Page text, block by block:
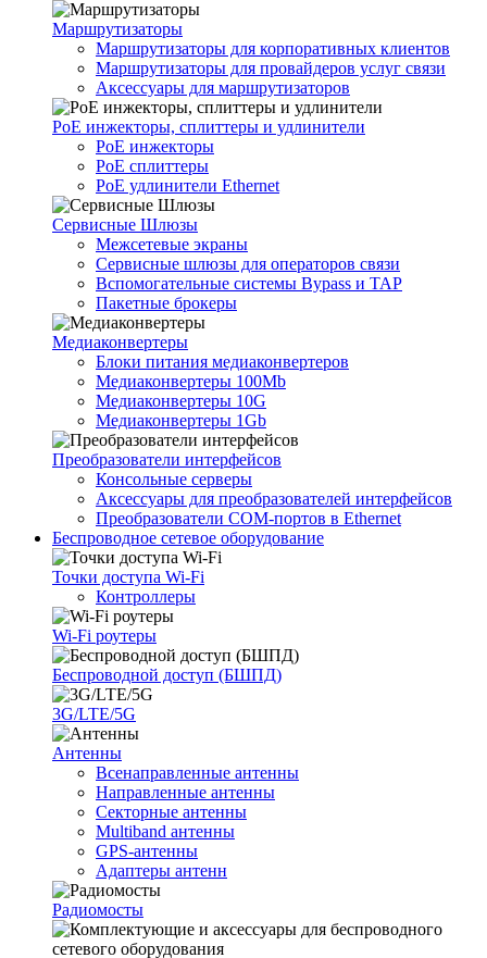
Маршрутизаторы
Маршрутизаторы для корпоративных клиентов
Маршрутизаторы для провайдеров услуг связи
Аксессуары для маршрутизаторов
PoE инжекторы, сплиттеры и удлинители
PoE инжекторы
PoE сплиттеры
PoE удлинители Ethernet
Сервисные Шлюзы
Межсетевые экраны
Сервисные шлюзы для операторов связи
Вспомогательные системы Bypass и TAP
Пакетные брокеры
Медиаконвертеры
Блоки питания медиаконвертеров
Медиаконвертеры 100Mb
Медиаконвертеры 10G
Медиаконвертеры 1Gb
Преобразователи интерфейсов
Консольные серверы
Аксессуары для преобразователей интерфейсов
Преобразователи COM-портов в Ethernet
Беспроводное сетевое оборудование
Точки доступа Wi-Fi
Контроллеры
Wi-Fi роутеры
Беспроводной доступ (БШПД)
3G/LTE/5G
Антенны
Всенаправленные антенны
Направленные антенны
Секторные антенны
Multiband антенны
GPS-антенны
Адаптеры антенн
Радиомосты